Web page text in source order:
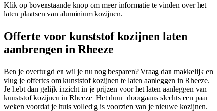
Klik op bovenstaande knop om meer informatie te vinden over het
laten plaatsen van aluminium kozijnen.
Offerte voor kunststof kozijnen laten
aanbrengen in Rheeze
Ben je overtuigd en wil je nu nog besparen? Vraag dan makkelijk en
vlug je offertes om kunststof kozijnen te laten aanleggen in Rheeze.
Je hebt dan gelijk inzicht in je prijzen voor het laten aanleggen van
kunststof kozijnen in Rheeze. Het duurt doorgaans slechts een paar
weken voordat je huis volledig is voorzien van je nieuwe kozijnen.